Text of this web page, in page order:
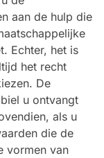
aan de hulp die
Echter, het is
het recht
De
u ontvangt
als u
die de
vormen van